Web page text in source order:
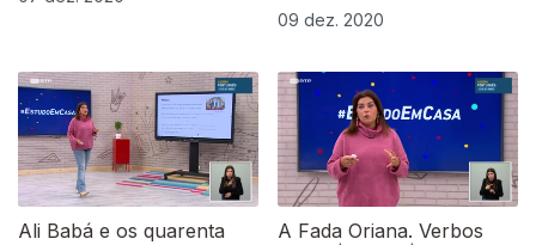
09 dez. 2020
Ali Babá e os quarenta
A Fada Oriana. Verbos